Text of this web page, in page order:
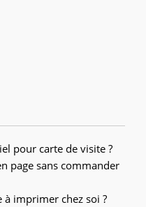
pour carte de visite ?
page sans commander
à imprimer chez soi ?